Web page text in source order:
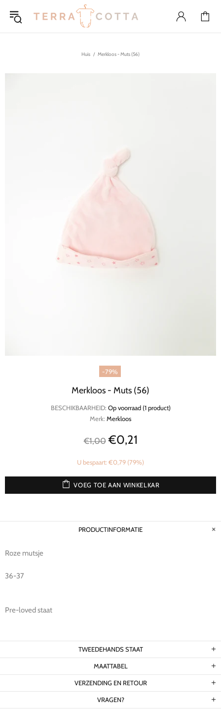
Huis Merkloos - Muts (56)
-79%
Merkloos - Muts (56)
BESCHIKBAARHEID: Op voorraad (1 product)
Merk: Merkloos
€1,00 €0,21
U bespaart: €0,79 (79%)
VOEG TOE AAN WINKELKAR
PRODUCTINFORMATIE
Roze mutsje
36-37
Pre-loved staat
TWEEDEHANDS STAAT
MAATTABEL
VERZENDING EN RETOUR
VRAGEN?